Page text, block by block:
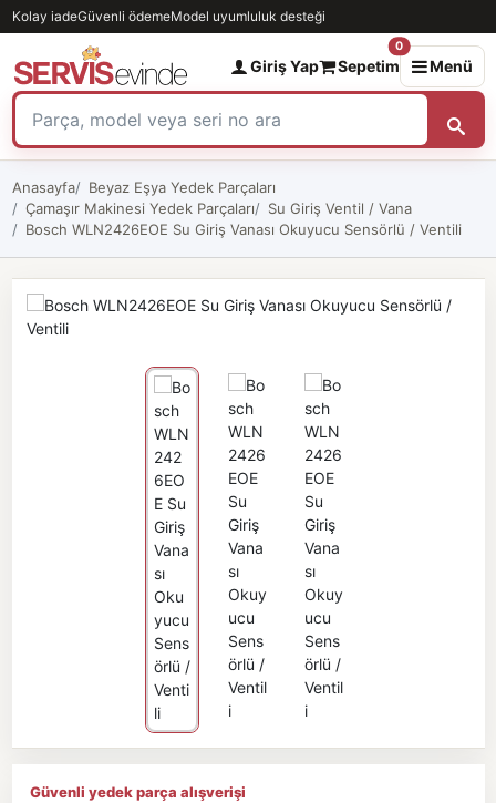
Kolay iadeGüvenli ödemeModel uyumluluk desteği
Giriş Yap Sepetim
0
Menü
Anasayfa
Beyaz Eşya Yedek Parçaları
Çamaşır Makinesi Yedek Parçaları
Su Giriş Ventil / Vana
Bosch WLN2426EOE Su Giriş Vanası Okuyucu Sensörlü / Ventili
Güvenli yedek parça alışverişi